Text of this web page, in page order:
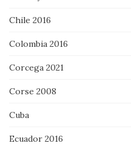
Chile 2016
Colombia 2016
Corcega 2021
Corse 2008
Cuba
Ecuador 2016